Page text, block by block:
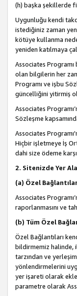
(h) başka şekillerde
Uygunluğu kendi
istediğiniz zaman
kötüye kullanma
yeniden katılmaya
Associates
olan bilgilerin her
Programı ve işbu
güncelliğini yitirmiş
Associates
Sözleşme
Associates
Hiçbir işletmeye İş
dahi size ödeme
2. Sitenizde Yer
(a) Özel
Associates
raporlanmasını ve
(b) Tüm Özel
Özel Bağlantıları
bildirmemiz halinde,
tarzından ve
yönlendirmelerini
yer işareti olarak
parametre olarak